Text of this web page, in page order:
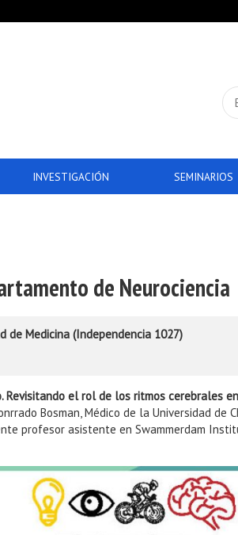
INVESTIGACIÓN SEMINARIOS
de Neurociencia
de Medicina (Independencia 1027)
Revisitando el rol de los ritmos cerebrales
Bosman, Médico de la Universidad de
profesor asistente en Swammerdam